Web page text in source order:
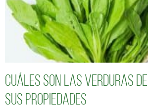
Cuáles son las verduras
sus propiedades